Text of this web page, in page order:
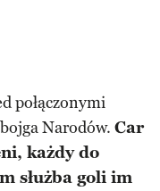
połączonymi
Narodów. Car
każdy do
służba goli im